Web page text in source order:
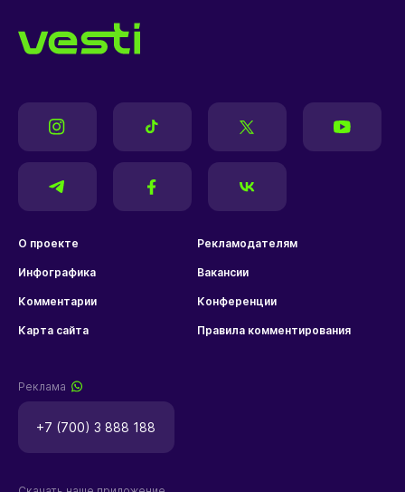
О проекте Рекламодателям
Инфографика Вакансии
Комментарии Конференции
Карта сайта Правила комментирования
Реклама
+7 (700) 3 888 188